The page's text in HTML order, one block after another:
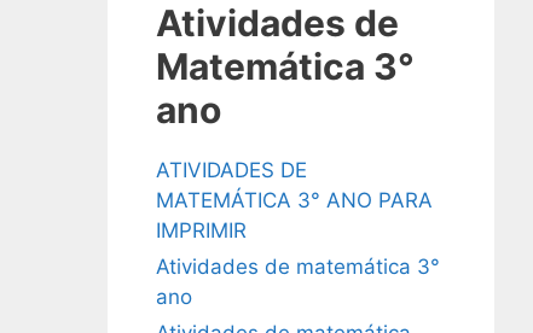
Atividades de
Matemática 3°
ano
ATIVIDADES DE
MATEMÁTICA 3° ANO PARA
IMPRIMIR
Atividades de matemática 3°
ano